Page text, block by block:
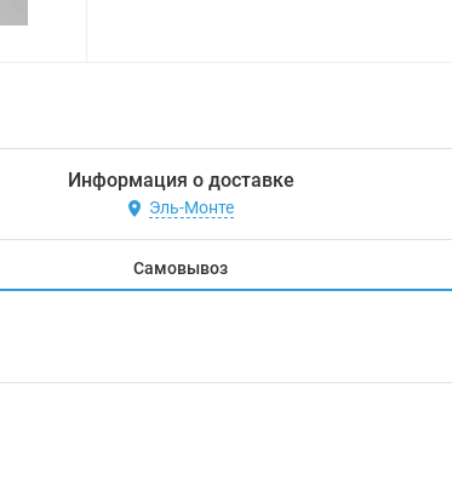
Информация о доставке
Эль-Монте
Самовывоз